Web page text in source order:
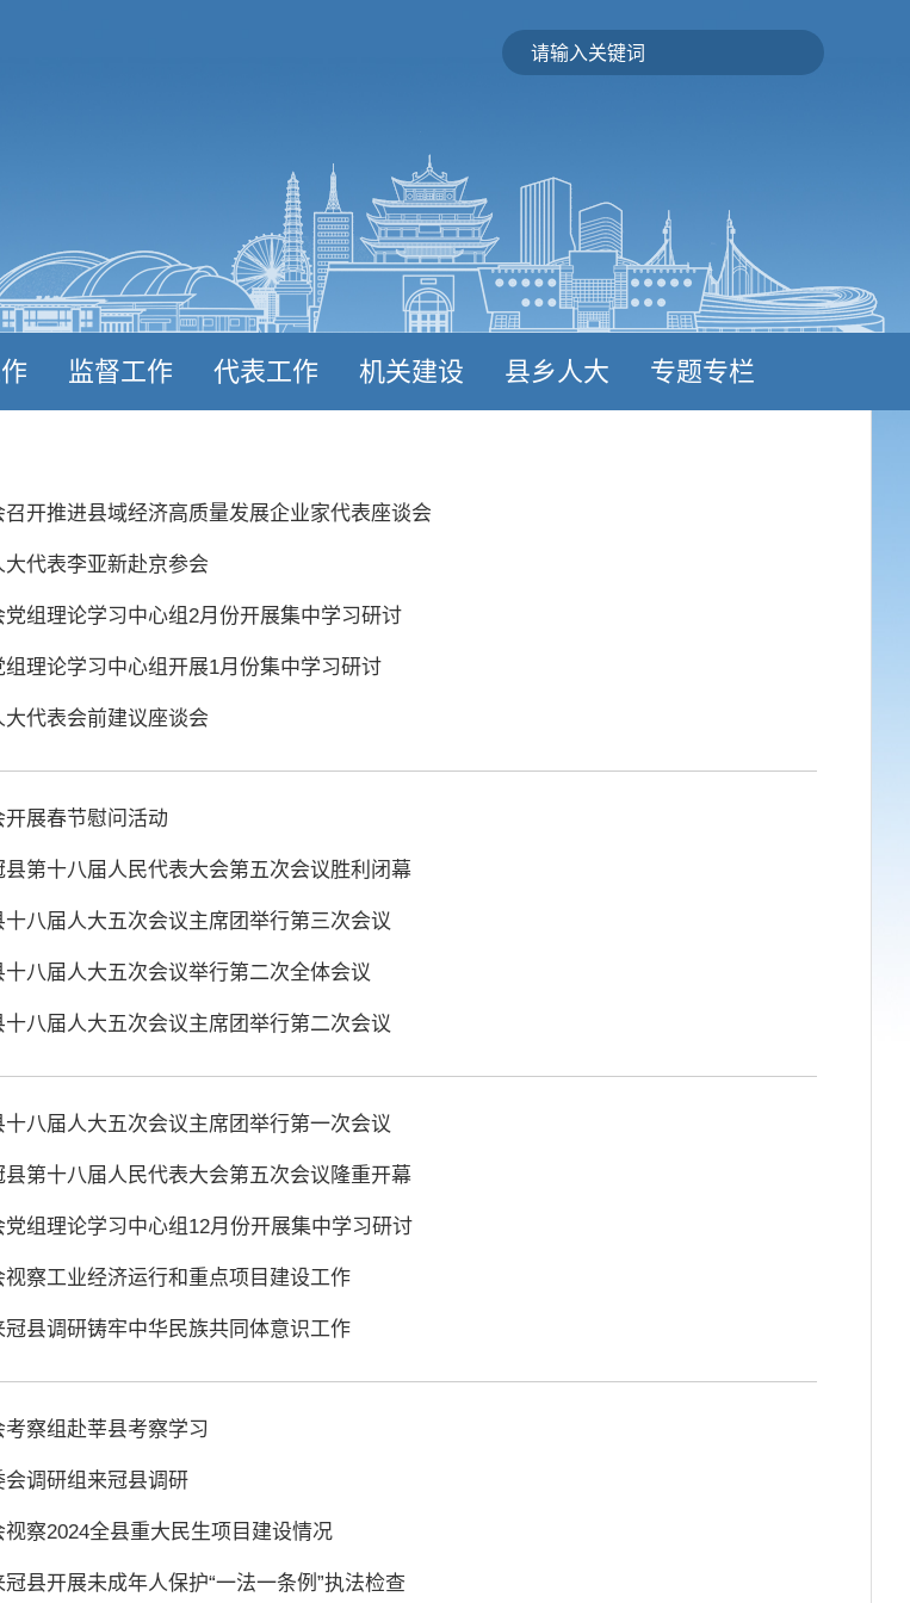
监督工作 代表工作 机关建设 县乡人大 专题专栏
召开推进县域经济高质量发展企业家代表座谈会
大代表李亚新赴京参会
党组理论学习中心组2月份开展集中学习研讨
组理论学习中心组开展1月份集中学习研讨
大代表会前建议座谈会
开展春节慰问活动
县第十八届人民代表大会第五次会议胜利闭幕
十八届人大五次会议主席团举行第三次会议
十八届人大五次会议举行第二次全体会议
十八届人大五次会议主席团举行第二次会议
十八届人大五次会议主席团举行第一次会议
县第十八届人民代表大会第五次会议隆重开幕
党组理论学习中心组12月份开展集中学习研讨
视察工业经济运行和重点项目建设工作
冠县调研铸牢中华民族共同体意识工作
考察组赴莘县考察学习
会调研组来冠县调研
视察2024全县重大民生项目建设情况
冠县开展未成年人保护“一法一条例”执法检查